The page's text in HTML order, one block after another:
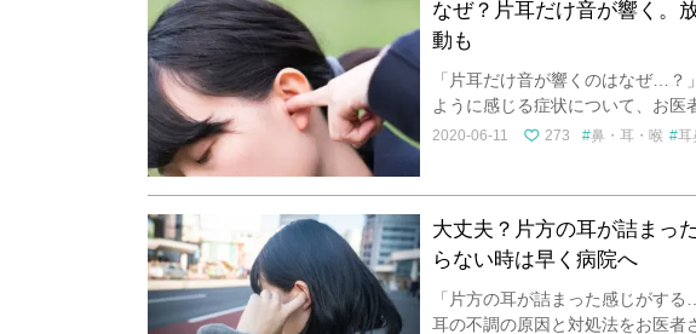
なぜ？片耳だけ音が響く。
動も
「片耳だけ音が響くのはなぜ…？
ように感じる症状について、お医
2020-06-11 273 鼻・耳・喉 耳
大丈夫？片方の耳が詰まっ
らない時は早く病院へ
「片方の耳が詰まった感じがす
耳の不調の原因と対処法をお医者